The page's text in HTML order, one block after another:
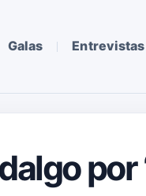
Galas Entrevistas
por